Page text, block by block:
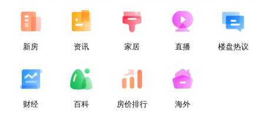
新房 资讯 家居 直播 楼盘热议
财经 百科 房价排行 海外